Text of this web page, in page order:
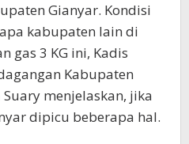
Gianyar. Kondisi
kabupaten lain di
gas 3 KG ini, Kadis
Kabupaten
menjelaskan, jika
dipicu beberapa hal.